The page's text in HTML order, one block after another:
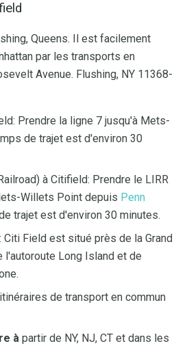
Queens. Il est facilement
par les transports en
Avenue. Flushing, NY 11368-
Prendre la ligne 7 jusqu'à Mets-
de trajet est d'environ 30
à Citifield: Prendre le LIRR
Willets Point depuis Penn
trajet est d'environ 30 minutes.
Citi Field est situé près de la Grand
l'autoroute Long Island et de
de transport en commun
à partir de NY, NJ, CT et dans les